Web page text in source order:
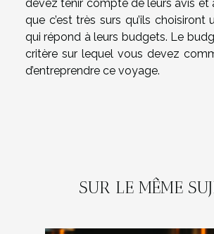
devez tenir compte de leurs avis et
que c’est très surs qu’ils choisiront
qui répond à leurs budgets. Le
critère sur lequel vous devez
d’entreprendre ce voyage.
SUR LE MÊME